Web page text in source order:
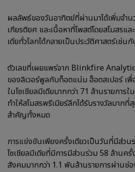
ผลลัพธ์ของวันอาทิตย์ที่ผ่านมาได้เพิ่มจำน
เกียรติยศ และเนื้อหาที่โพสต์โดยสโมสรแ
เดียทั่วโลกได้กลายเป็นประวัติศาสตร์เช่นกั
ตัวเลขที่เผยแพร่จาก Blinkfire
ของลิเวอร์พูลกับท็อตแน่ม ฮ็อตสเปอร์ เ
ในโซเชียลมีเดียมากกว่า 71 ล้านรายการ
ทำให้สโมสรพรีเมียร์ลีกได้รับรางวัลมาก
สำคัญทั้งหมด
การแข่งขันเพียงครั้งเดียวเป็นวันที่มีส่ว
โซเชียลมีเดียที่มีการมีส่วนร่วม 58 ล้านค
สังคมมากกว่า 1.1 พันล้านรายการผ่านช่